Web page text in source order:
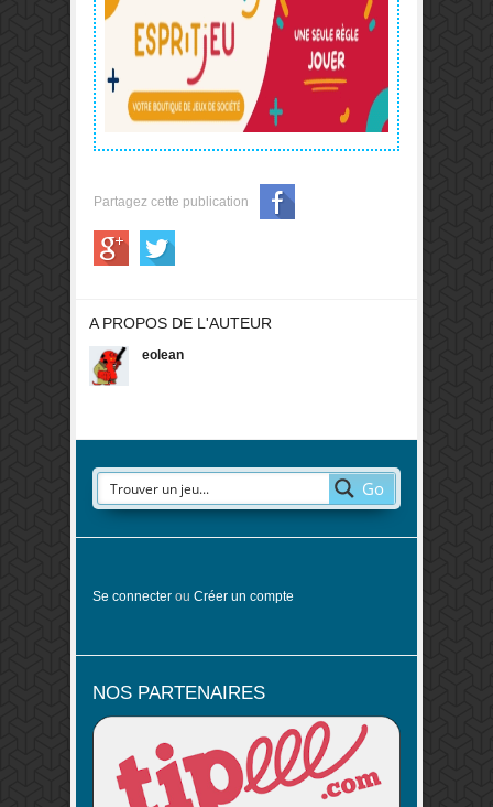
Partagez cette publication
A PROPOS DE L'AUTEUR
eolean
Go
Se connecter ou Créer un compte
NOS PARTENAIRES